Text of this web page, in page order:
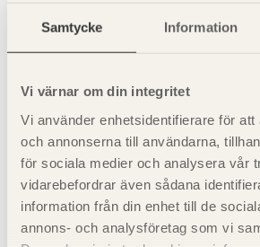
Samtycke Information
Vi värnar om din integritet
Vi använder enhetsidentifierare för att
och annonserna till användarna,
för sociala medier och analysera vår
vidarebefordrar även sådana
information från din enhet till de
annons- och analysföretag som vi